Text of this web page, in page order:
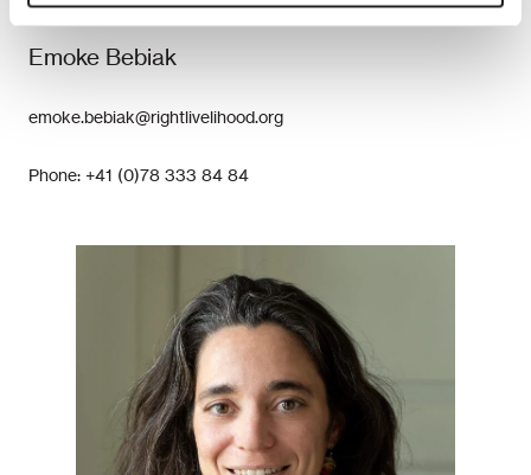
Emoke Bebiak
emoke.bebiak@rightlivelihood.org
Phone: +41 (0)78 333 84 84